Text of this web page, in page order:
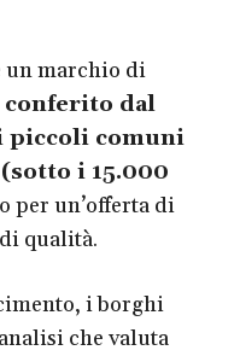
un marchio di
conferito dal
piccoli comuni
i 15.000
per un’offerta di
qualità.
i borghi
che valuta